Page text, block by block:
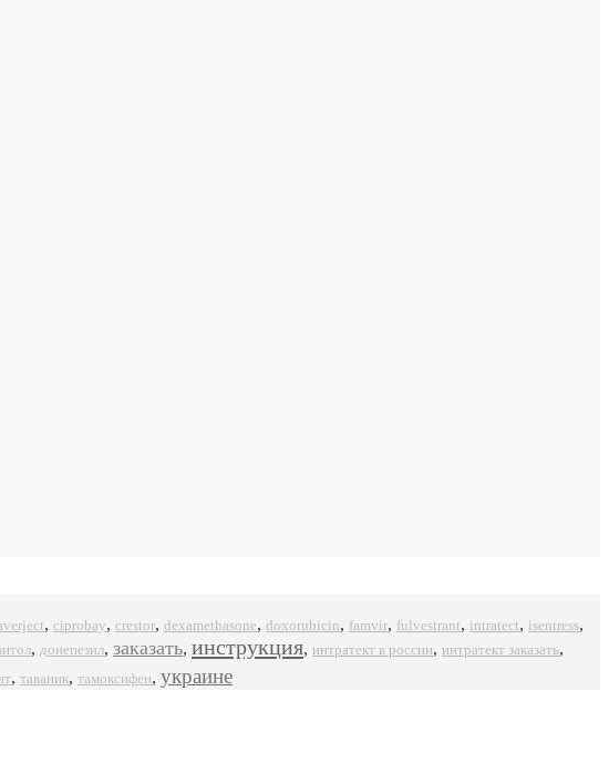
, ciprobay, crestor, dexamethasone, doxorubicin, famvir, fulvestrant, intratect, isentress,
, донепезил, заказать, инструкция, интратект в россии, интратект заказать,
, таваник, тамоксифен, украине